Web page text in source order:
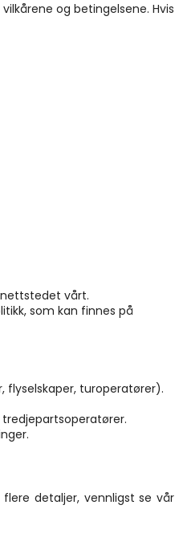
og betingelsene. Hvis
vårt.
som kan finnes på
turoperatører).
detaljer, vennligst se vår